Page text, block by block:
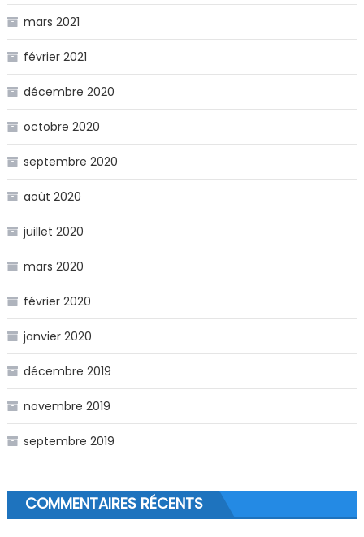
mars 2021
février 2021
décembre 2020
octobre 2020
septembre 2020
août 2020
juillet 2020
mars 2020
février 2020
janvier 2020
décembre 2019
novembre 2019
septembre 2019
COMMENTAIRES RÉCENTS